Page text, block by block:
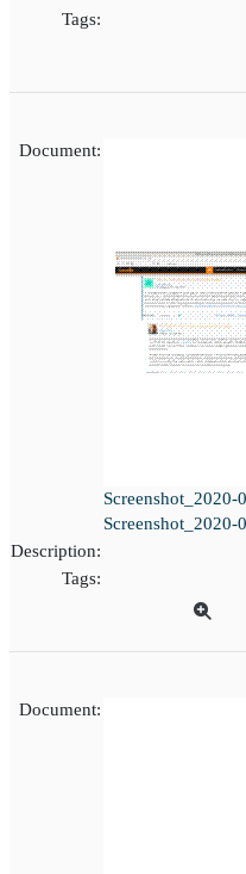
Tags:
Document:
Description:
Tags:
Document: